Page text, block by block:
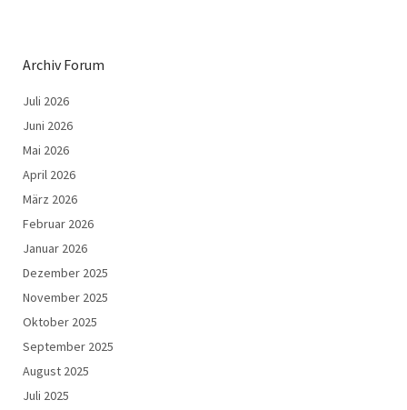
Archiv Forum
Juli 2026
Juni 2026
Mai 2026
April 2026
März 2026
Februar 2026
Januar 2026
Dezember 2025
November 2025
Oktober 2025
September 2025
August 2025
Juli 2025